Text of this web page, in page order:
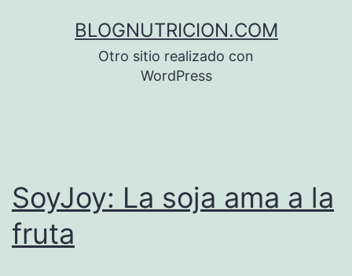
BLOGNUTRICION.COM
Otro sitio realizado con
WordPress
SoyJoy: La soja ama a la
fruta